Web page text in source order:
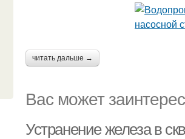
читать дальше →
Вас может
Устранение железа в